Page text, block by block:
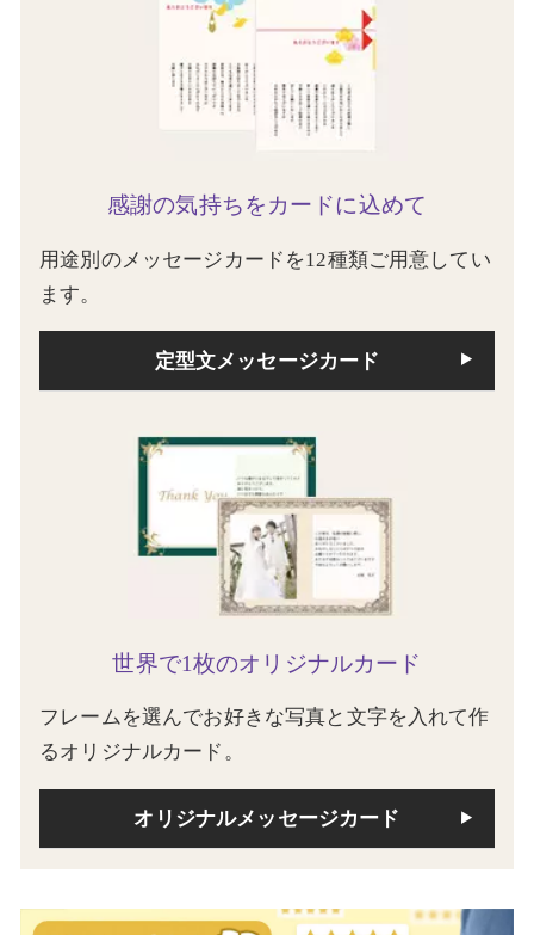
感謝の気持ちをカードに込めて
用途別のメッセージカードを12種類ご用意してい
ます。
定型文メッセージカード
世界で1枚のオリジナルカード
フレームを選んでお好きな写真と文字を入れて作
るオリジナルカード。
オリジナルメッセージカード